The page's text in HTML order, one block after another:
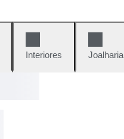
Interiores Joalharia